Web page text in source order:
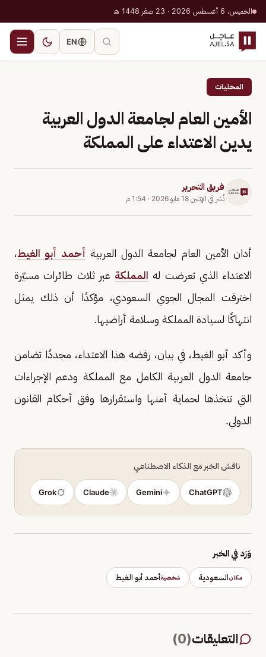
الخميس، 6 أغسطس 2026 · 23 صفر 1448 هـ
EN
المحليات
الأمين العام لجامعة الدول العربية
يدين الاعتداء على المملكة
فريق التحرير
نُشر في الإثنين 18 مايو 2026 · 1:54 م
أدان الأمين العام لجامعة الدول العربية أحمد أبو الغيط،
الاعتداء الذي تعرضت له المملكة عبر ثلاث طائرات مسيّرة
اخترقت المجال الجوي السعودي، مؤكدًا أن ذلك يمثل
انتهاكًا لسيادة المملكة وسلامة أراضيها.
وأكد أبو الغيط، في بيان، رفضه هذا الاعتداء، مجددًا تضامن
جامعة الدول العربية الكامل مع المملكة ودعم الإجراءات
التي تتخذها لحماية أمنها واستقرارها وفق أحكام القانون
الدولي.
ناقش الخبر مع الذكاء الاصطناعي
ChatGPT
Gemini
Claude
Grok
وَرَد في الخبر
مكانالسعودية شخصيةأحمد أبو الغيط
التعليقات(
0
)